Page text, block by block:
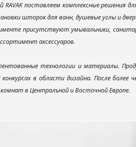
поставляем комплексные решения
шторок для ванн, душевые углы и
присутствуют умывальники,
аксессуаров.
технологии и материалы.
в области дизайна. После более
в Центральной и Восточной Европе.